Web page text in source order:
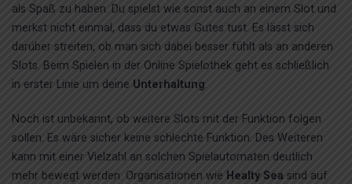
als Spaß zu haben. Du spielst wie sonst auch an einem Slot und
merkst nicht einmal, dass du etwas Gutes tust. Es lässt sich
darüber streiten, ob man sich dabei besser fühlt als an anderen
Slots. Beim Spielen in der Online Spielothek geht es schließlich
in erster Linie um deine Unterhaltung.
Noch ist unbekannt, ob weitere Slots mit der Funktion folgen
sollen. Es wäre sicher keine schlechte Funktion. Des Weiteren
kann mit einer Vielzahl an solchen Spielautomaten deutlich
mehr bewegt werden. Organisationen wie Healty Sea sind auf